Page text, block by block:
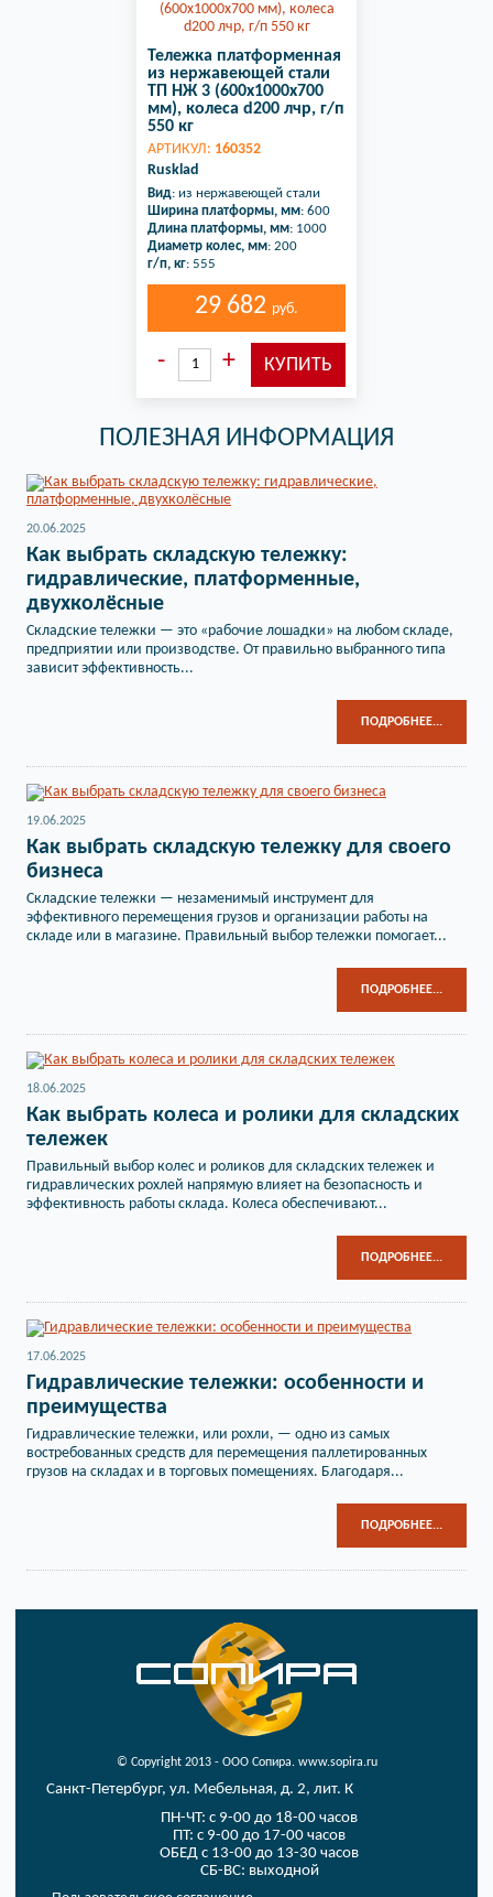
Тележка платформенная
из нержавеющей стали
ТП НЖ 3 (600х1000х700
мм), колеса d200 лчр, г/п
550 кг
АРТИКУЛ: 160352
Rusklad
Вид: из нержавеющей стали
Ширина платформы, мм: 600
Длина платформы, мм: 1000
Диаметр колес, мм: 200
г/п, кг: 555
29 682 руб.
ПОЛЕЗНАЯ ИНФОРМАЦИЯ
20.06.2025
Как выбрать складскую тележку:
гидравлические, платформенные,
двухколёсные
Складские тележки — это «рабочие лошадки» на любом складе,
предприятии или производстве. От правильно выбранного типа
зависит эффективность...
ПОДРОБНЕЕ...
19.06.2025
Как выбрать складскую тележку для своего
бизнеса
Складские тележки — незаменимый инструмент для
эффективного перемещения грузов и организации работы на
складе или в магазине. Правильный выбор тележки помогает...
ПОДРОБНЕЕ...
18.06.2025
Как выбрать колеса и ролики для складских
тележек
Правильный выбор колес и роликов для складских тележек и
гидравлических рохлей напрямую влияет на безопасность и
эффективность работы склада. Колеса обеспечивают...
ПОДРОБНЕЕ...
17.06.2025
Гидравлические тележки: особенности и
преимущества
Гидравлические тележки, или рохли, — одно из самых
востребованных средств для перемещения паллетированных
грузов на складах и в торговых помещениях. Благодаря...
ПОДРОБНЕЕ...
© Copyright 2013 - ООО Сопира. www.sopira.ru
Санкт-Петербург, ул. Мебельная, д. 2, лит. К
ПН-ЧТ: с 9-00 до 18-00 часов
ПТ: с 9-00 до 17-00 часов
ОБЕД с 13-00 до 13-30 часов
СБ-ВС: выходной